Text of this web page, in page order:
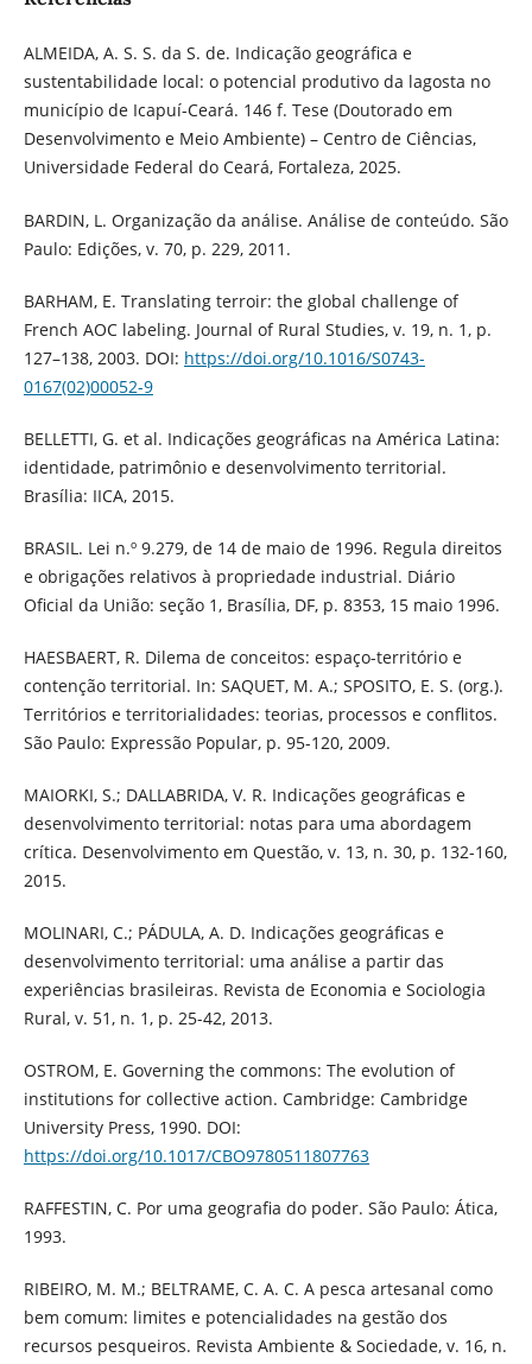
ALMEIDA, A. S. S. da S. de. Indicação geográfica e
sustentabilidade local: o potencial produtivo da lagosta no
município de Icapuí-Ceará. 146 f. Tese (Doutorado em
Desenvolvimento e Meio Ambiente) – Centro de Ciências,
Universidade Federal do Ceará, Fortaleza, 2025.
BARDIN, L. Organização da análise. Análise de conteúdo. São
Paulo: Edições, v. 70, p. 229, 2011.
BARHAM, E. Translating terroir: the global challenge of
French AOC labeling. Journal of Rural Studies, v. 19, n. 1, p.
127–138, 2003. DOI: https://doi.org/10.1016/S0743-
0167(02)00052-9
BELLETTI, G. et al. Indicações geográficas na América Latina:
identidade, patrimônio e desenvolvimento territorial.
Brasília: IICA, 2015.
BRASIL. Lei n.º 9.279, de 14 de maio de 1996. Regula direitos
e obrigações relativos à propriedade industrial. Diário
Oficial da União: seção 1, Brasília, DF, p. 8353, 15 maio 1996.
HAESBAERT, R. Dilema de conceitos: espaço-território e
contenção territorial. In: SAQUET, M. A.; SPOSITO, E. S. (org.).
Territórios e territorialidades: teorias, processos e conflitos.
São Paulo: Expressão Popular, p. 95-120, 2009.
MAIORKI, S.; DALLABRIDA, V. R. Indicações geográficas e
desenvolvimento territorial: notas para uma abordagem
crítica. Desenvolvimento em Questão, v. 13, n. 30, p. 132-160,
2015.
MOLINARI, C.; PÁDULA, A. D. Indicações geográficas e
desenvolvimento territorial: uma análise a partir das
experiências brasileiras. Revista de Economia e Sociologia
Rural, v. 51, n. 1, p. 25-42, 2013.
OSTROM, E. Governing the commons: The evolution of
institutions for collective action. Cambridge: Cambridge
University Press, 1990. DOI:
https://doi.org/10.1017/CBO9780511807763
RAFFESTIN, C. Por uma geografia do poder. São Paulo: Ática,
1993.
RIBEIRO, M. M.; BELTRAME, C. A. C. A pesca artesanal como
bem comum: limites e potencialidades na gestão dos
recursos pesqueiros. Revista Ambiente & Sociedade, v. 16, n.